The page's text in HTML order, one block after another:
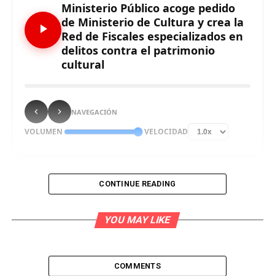
Ministerio Público acoge pedido
de Ministerio de Cultura y crea la
Red de Fiscales especializados en
delitos contra el patrimonio
cultural
NAVEGACIÓN
VOLUMEN VELOCIDAD
investigación de todos aquellos ilícitos que atenten
Luego de acoger el pedido del Ministerio de Cultura,
CONTINUE READING
YOU MAY LIKE
COMMENTS